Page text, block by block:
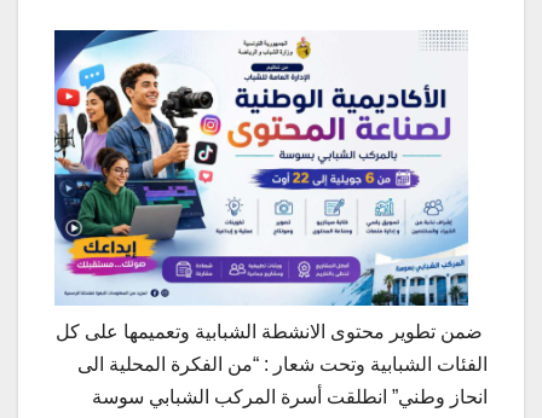
ضمن تطوير محتوى الانشطة الشبابية وتعميمها على كل
الفئات الشبابية وتحت شعار : “من الفكرة المحلية الى
انحاز وطني” انطلقت أسرة المركب الشبابي سوسة